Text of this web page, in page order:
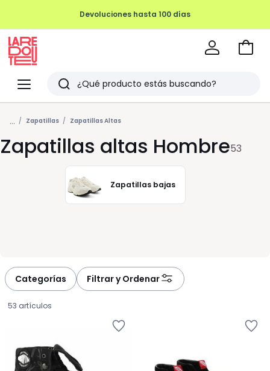
Menu
Redoute
Buscar
Últimos
artículos
vistos
Ir
... Zapatillas Zapatillas Altas
Zapatillas altas Hombre53
Zapatillas bajas
Categorías Filtrar y Ordenar
53 artículos